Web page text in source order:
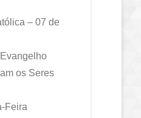
– 07 de
os Seres
Feira